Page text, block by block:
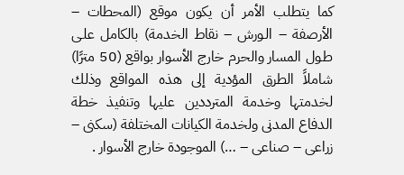
كما يتطلب الأمر أن يكون موقع (المحطات –
الأرصفة – الـورش – نقاط الخدمة) بالكامل علـى
طـول المسار والحرم خارج الأسوار بواقع (50 مترًا)
شاملاً الطرق المؤدية إلى هذه المواقع وذلك
لخدمتها وخدمة المترددين عليها وتنفيذ خطة
الدفاع المدنى ولخدمة الكيانات المختلفة (سكنى –
زراعى – صناعى – …) الموجودة خارج الأسوار .